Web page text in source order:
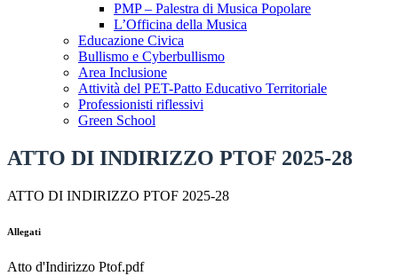
PMP – Palestra di Musica Popolare
L’Officina della Musica
Educazione Civica
Bullismo e Cyberbullismo
Area Inclusione
Attività del PET-Patto Educativo Territoriale
Professionisti riflessivi
Green School
ATTO DI INDIRIZZO PTOF 2025-28
ATTO DI INDIRIZZO PTOF 2025-28
Allegati
Atto d'Indirizzo Ptof.pdf